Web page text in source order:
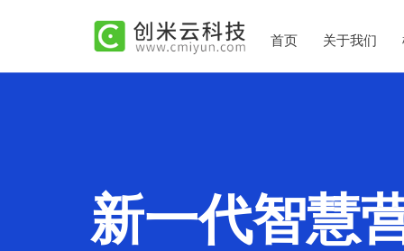
首页 关于我们
新一代智慧